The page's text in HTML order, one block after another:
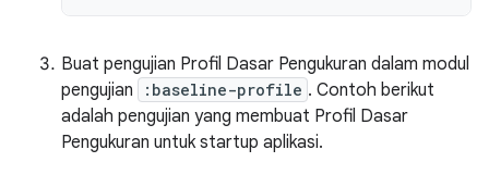
Buat pengujian Profil Dasar Pengukuran dalam modul
pengujian
:baseline-profile . Contoh berikut
adalah pengujian yang membuat Profil Dasar
Pengukuran untuk startup aplikasi.